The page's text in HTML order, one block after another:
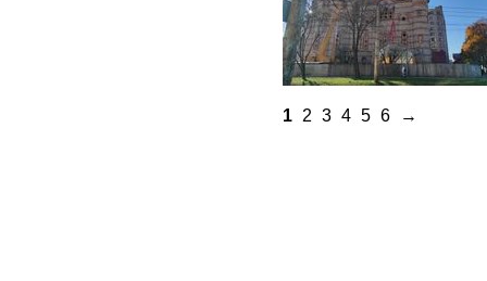
1 2 3 4 5 6 →